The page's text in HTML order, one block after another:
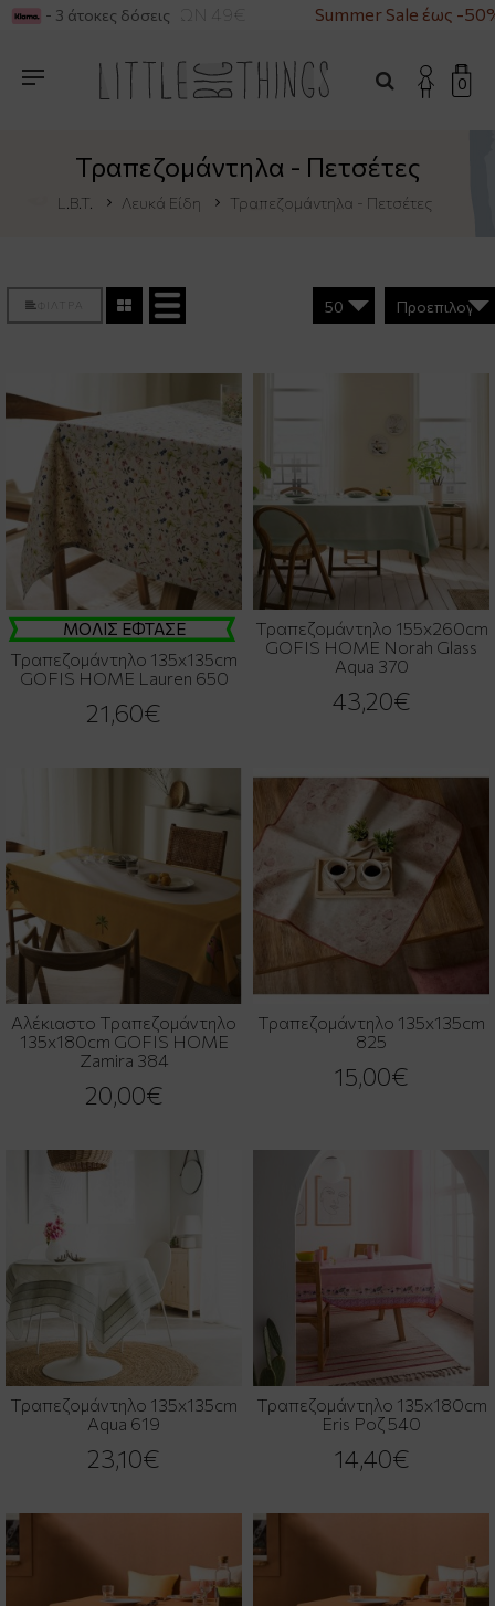
ΑΝΩ ΤΩΝ 49€ Summer Sale έως -50%
- 3 άτοκες δόσεις
0
Τραπεζομάντηλα - Πετσέτες
L.B.T. Λευκά Είδη Τραπεζομάντηλα - Πετσέτες
ΦΙΛΤΡΑ
ΜΟΛΙΣ ΕΦΤΑΣΕ
Τραπεζομάντηλο 135x135cm
GOFIS HOME Lauren 650
21,60€
Τραπεζομάντηλο 155x260cm
GOFIS HOME Norah Glass
Aqua 370
43,20€
Αλέκιαστο Τραπεζομάντηλο
135x180cm GOFIS HOME
Zamira 384
20,00€
Τραπεζομάντηλο 135x135cm
825
15,00€
Τραπεζομάντηλο 135x135cm
Aqua 619
23,10€
Τραπεζομάντηλο 135x180cm
Eris Ροζ 540
14,40€